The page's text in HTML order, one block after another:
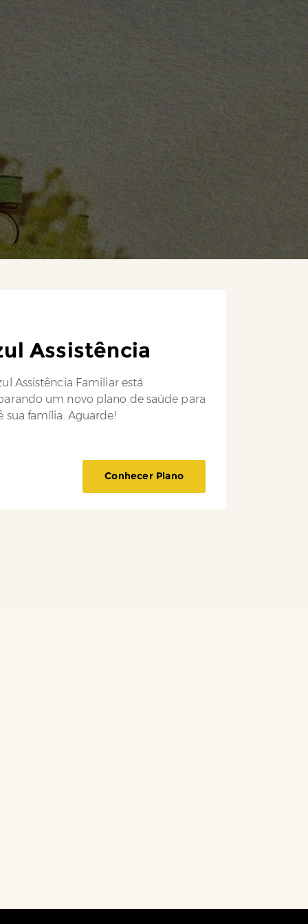
Assistência
Assistência Familiar está
um novo plano de saúde para
sua família. Aguarde!
Conhecer Plano